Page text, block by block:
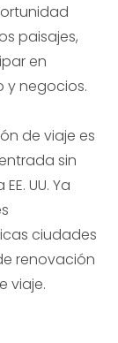
paisajes,
en
y negocios.
de viaje es
sin
UU. Ya
ciudades
renovación
viaje.